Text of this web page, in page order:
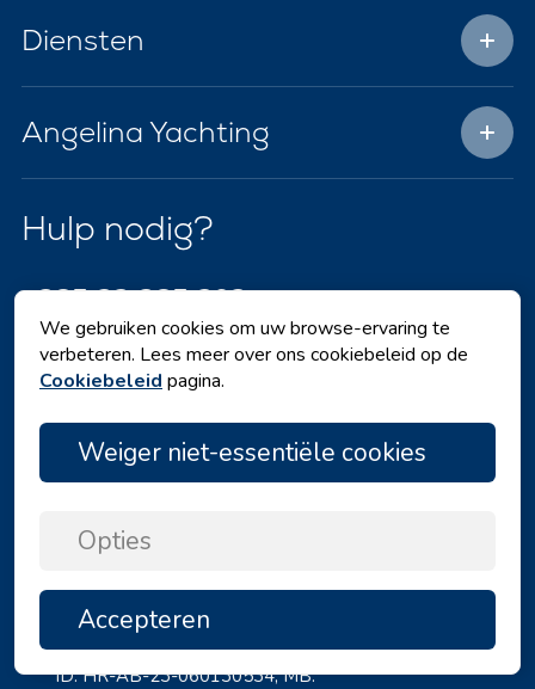
Diensten
Angelina Yachting
Hulp nodig?
+385 23 385 293
Werkuren:
Ma - Vr 08:00h - 16:00h
info@angelina.hr
Voor vragen
Angelina Tours d.o.o.
Kraljice Jelene 3, 23210 Biograd
n/M
Kroatië
BTW-ID: 20598733460
ID: HR-AB-23-060130534, MB:
We gebruiken cookies om uw browse-ervaring te
verbeteren. Lees meer over ons cookiebeleid op de
Cookiebeleid pagina.
Weiger niet-essentiële cookies
Opties
Accepteren